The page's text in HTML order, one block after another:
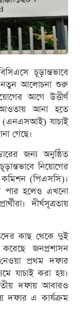
চূড়ান্তভাবে
নতুন আলোচনা শুরু
আগে উত্তীর্ণ
আওতায় আনা হতে
(এনএসআই) যাচাই
গেছে।
জন্য অনুষ্ঠিত
নিয়োগের
(পিএসসি)।
পার হলেও এখনো
দীর্ঘসূত্রতায়
কাছ থেকে দুই
জনপ্রশাসন
নেওয়া প্রথম দফার
যাচাই করা হয়।
দফায় আবারও
দফার এ কার্যক্রম